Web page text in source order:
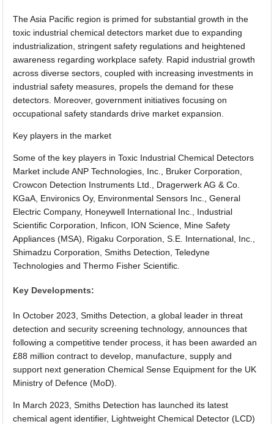
The Asia Pacific region is primed for substantial growth in the
toxic industrial chemical detectors market due to expanding
industrialization, stringent safety regulations and heightened
awareness regarding workplace safety. Rapid industrial growth
across diverse sectors, coupled with increasing investments in
industrial safety measures, propels the demand for these
detectors. Moreover, government initiatives focusing on
occupational safety standards drive market expansion.
Key players in the market
Some of the key players in Toxic Industrial Chemical Detectors
Market include ANP Technologies, Inc., Bruker Corporation,
Crowcon Detection Instruments Ltd., Dragerwerk AG & Co.
KGaA, Environics Oy, Environmental Sensors Inc., General
Electric Company, Honeywell International Inc., Industrial
Scientific Corporation, Inficon, ION Science, Mine Safety
Appliances (MSA), Rigaku Corporation, S.E. International, Inc.,
Shimadzu Corporation, Smiths Detection, Teledyne
Technologies and Thermo Fisher Scientific.
Key Developments:
In October 2023, Smiths Detection, a global leader in threat
detection and security screening technology, announces that
following a competitive tender process, it has been awarded an
£88 million contract to develop, manufacture, supply and
support next generation Chemical Sense Equipment for the UK
Ministry of Defence (MoD).
In March 2023, Smiths Detection has launched its latest
chemical agent identifier, Lightweight Chemical Detector (LCD)